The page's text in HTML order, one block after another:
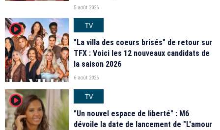
5 août 2026
player2
TV
"La villa des coeurs brisés" de retour sur
TFX : Voici les 12 nouveaux candidats de
la saison 2026
6 août 2026
player2
TV
"Un nouvel espace de liberté" : M6
dévoile la date de lancement de "L'amour